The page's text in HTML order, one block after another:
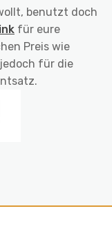
benutzt doch
für eure
Preis wie
für die